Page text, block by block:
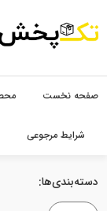
صفحه نخست
شرایط مرجوعی
دسته‌بندی‌ها: